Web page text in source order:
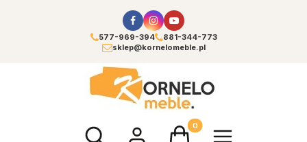
577-969-394
881-344-773
sklep@kornelomeble.pl
Otwórz wyszukiwarkęProdukty w koszyku: 0.